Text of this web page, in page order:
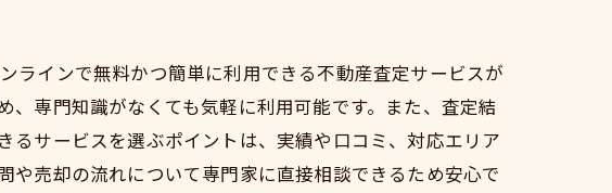
ラインで無料かつ簡単に利用できる不動産査定サービスが
専門知識がなくても気軽に利用可能です。また、査定結
サービスを選ぶポイントは、実績や口コミ、対応エリア
売却の流れについて専門家に直接相談できるため安心で